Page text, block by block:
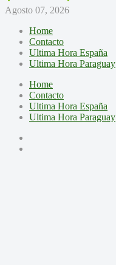
Agosto 07, 2026
Home
Contacto
Ultima Hora España
Ultima Hora Paraguay
Home
Contacto
Ultima Hora España
Ultima Hora Paraguay